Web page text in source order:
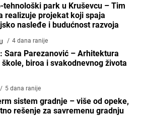
tehnološki park u Kruševcu – Tim
realizuje projekat koji spaja
nasleđe i budućnost razvoja
4 dana ranije
Sara Parezanović – Arhitektura
biroa i svakodnevnog života
5 dana ranije
sistem gradnje – više od opeke,
rešenje za savremenu gradnju